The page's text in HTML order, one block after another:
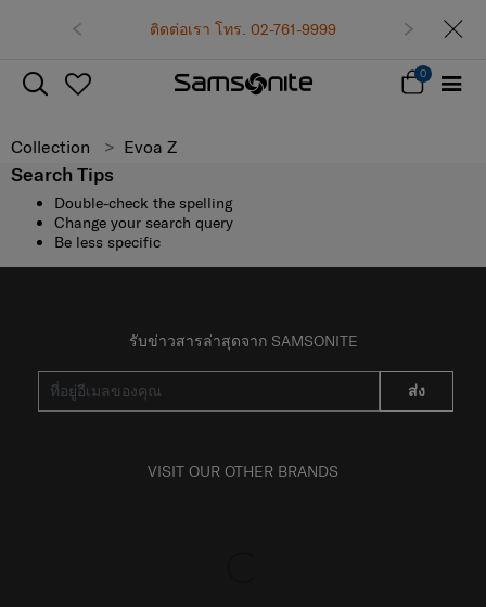
ติดต่อเรา โทร. 02-761-9999
0
Collection Evoa Z
Search Tips
Double-check the spelling
Change your search query
Be less specific
รับข่าวสารล่าสุดจาก SAMSONITE
ส่ง
VISIT OUR OTHER BRANDS